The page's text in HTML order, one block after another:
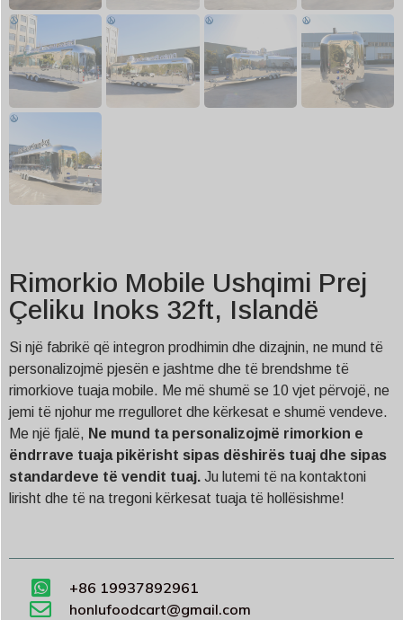
Rimorkio Mobile Ushqimi Prej
Çeliku Inoks 32ft, Islandë
Si një fabrikë që integron prodhimin dhe dizajnin, ne mund të
personalizojmë pjesën e jashtme dhe të brendshme të
rimorkiove tuaja mobile. Me më shumë se 10 vjet përvojë, ne
jemi të njohur me rregulloret dhe kërkesat e shumë vendeve.
Me një fjalë, Ne mund ta personalizojmë rimorkion e
ëndrrave tuaja pikërisht sipas dëshirës tuaj dhe sipas
standardeve të vendit tuaj. Ju lutemi të na kontaktoni
lirisht dhe të na tregoni kërkesat tuaja të hollësishme!
+86 19937892961
honlufoodcart@gmail.com